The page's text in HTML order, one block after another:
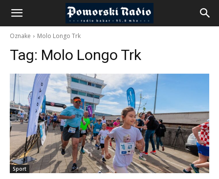
Oznake Molo Longo Trk
Tag: Molo Longo Trk
Sport